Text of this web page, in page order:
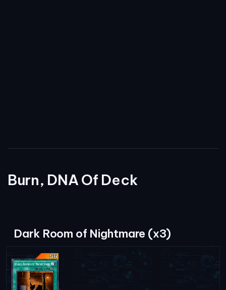
Burn, DNA Of Deck
Dark Room of Nightmare (x3)